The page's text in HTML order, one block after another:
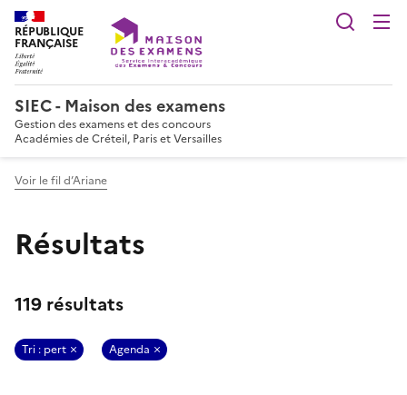
RÉPUBLIQUE
FRANÇAISE
SIEC - Maison des examens
Gestion des examens et des concours
Académies de Créteil, Paris et Versailles
Voir le fil d’Ariane
Résultats
119 résultats
Tri : pert Agenda